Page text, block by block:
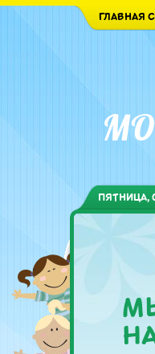
ГЛАВНАЯ
ПЯТНИЦА,